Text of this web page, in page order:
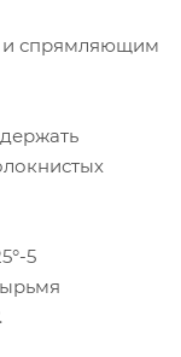
и спрямляющим
5